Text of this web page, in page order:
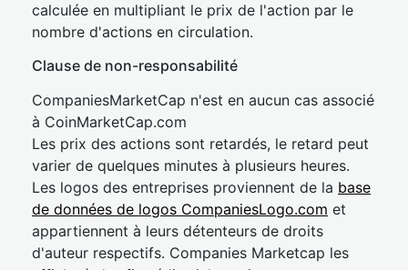
calculée en multipliant le prix de l'action par le
nombre d'actions en circulation.
Clause de non-responsabilité
CompaniesMarketCap n'est en aucun cas associé
à CoinMarketCap.com
Les prix des actions sont retardés, le retard peut
varier de quelques minutes à plusieurs heures.
Les logos des entreprises proviennent de la base
de données de logos CompaniesLogo.com et
appartiennent à leurs détenteurs de droits
d'auteur respectifs. Companies Marketcap les